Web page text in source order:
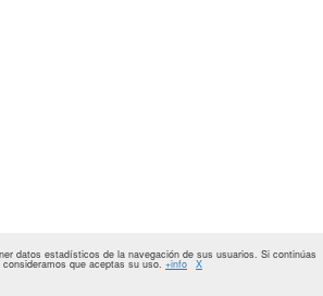
datos estadísticos de la navegación de sus usuarios. Si continúas
consideramos que aceptas su uso. +info X